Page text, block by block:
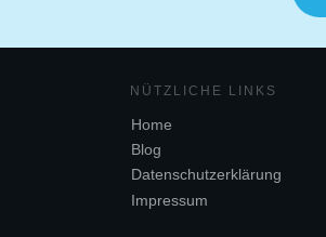
NÜTZL ICHE LINKS
Home
Blog
Datenschutzerklärung
Impressum